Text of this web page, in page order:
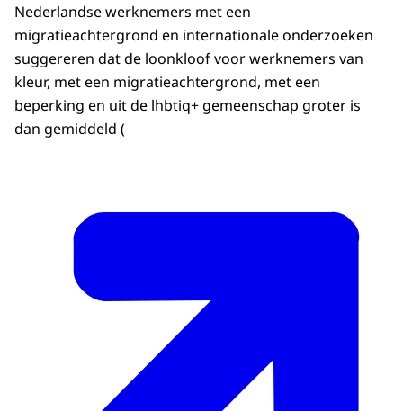
Nederlandse werknemers met een
migratieachtergrond en internationale onderzoeken
suggereren dat de loonkloof voor werknemers van
kleur, met een migratieachtergrond, met een
beperking en uit de lhbtiq+ gemeenschap groter is
dan gemiddeld (